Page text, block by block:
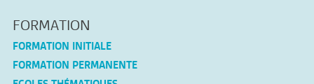
FORMATION
FORMATION INITIALE
FORMATION PERMANENTE